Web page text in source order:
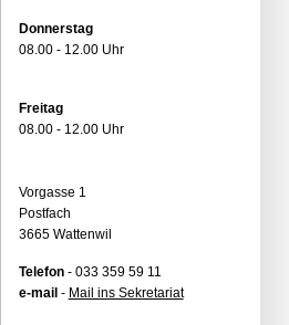
Donnerstag
08.00 - 12.00 Uhr
Freitag
08.00 - 12.00 Uhr
Vorgasse 1
Postfach
3665 Wattenwil
Telefon- 033 359 59 11
e-mail - Mail ins Sekretariat